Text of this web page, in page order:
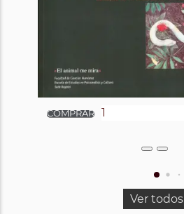
Ver todos